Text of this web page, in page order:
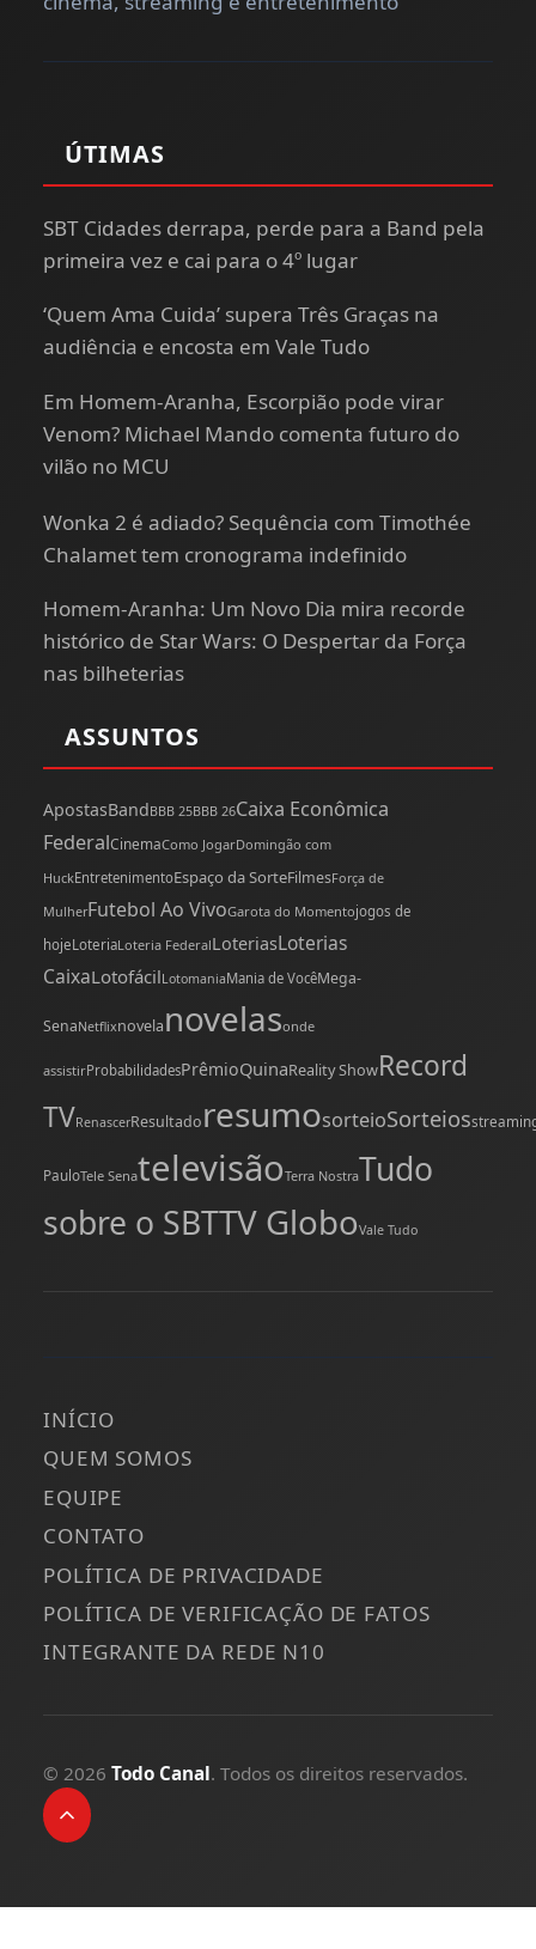
ÚTIMAS
SBT Cidades derrapa, perde para a Band pela
primeira vez e cai para o 4º lugar
‘Quem Ama Cuida’ supera Três Graças na
audiência e encosta em Vale Tudo
Em Homem-Aranha, Escorpião pode virar
Venom? Michael Mando comenta futuro do
vilão no MCU
Wonka 2 é adiado? Sequência com Timothée
Chalamet tem cronograma indefinido
Homem-Aranha: Um Novo Dia mira recorde
histórico de Star Wars: O Despertar da Força
nas bilheterias
ASSUNTOS
ApostasBandBBB 25BBB 26Caixa Econômica
FederalCinemaComo JogarDomingão com
HuckEntretenimentoEspaço da SorteFilmesForça de
MulherFutebol Ao VivoGarota do Momentojogos de
hojeLoteriaLoteria FederalLoteriasLoterias
CaixaLotofácilLotomaniaMania de VocêMega-
SenaNetflixnovelanovelasonde
assistirProbabilidadesPrêmioQuinaReality ShowRecord
TVRenascerResultadoresumosorteioSorteios
PauloTele SenatelevisãoTerra NostraTudo
sobre o SBTTV GloboVale Tudo
INÍCIO
QUEM SOMOS
EQUIPE
CONTATO
POLÍTICA DE PRIVACIDADE
POLÍTICA DE VERIFICAÇÃO DE FATOS
INTEGRANTE DA REDE N10
© 2026 Todo Canal. Todos os direitos reservados.